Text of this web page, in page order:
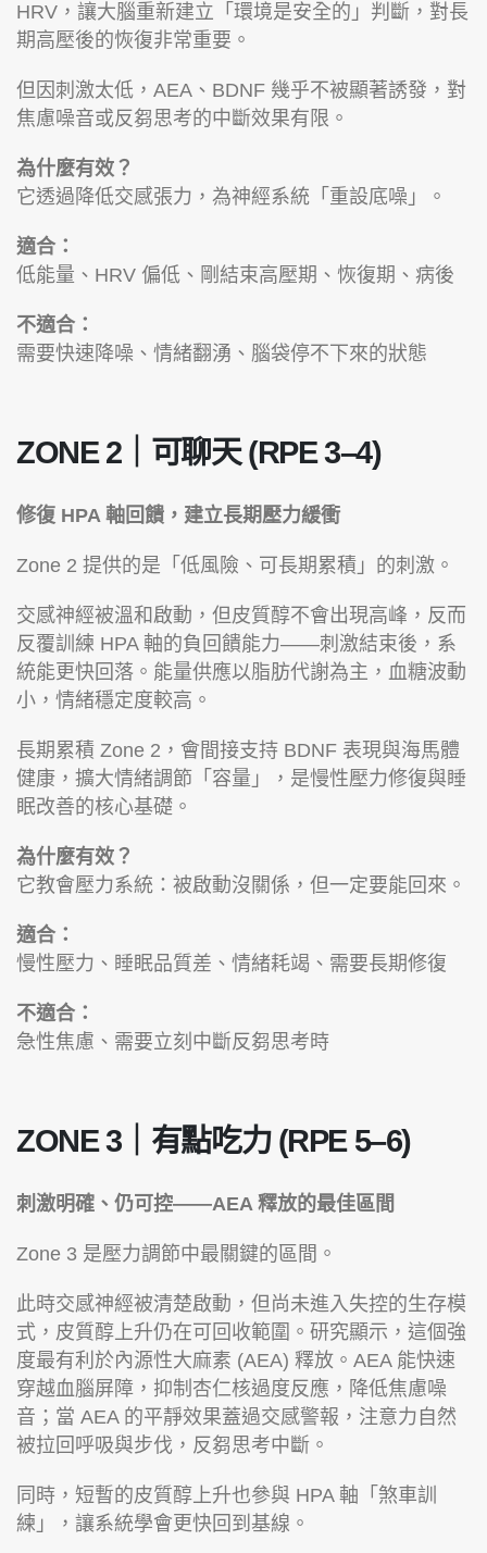
HRV，讓大腦重新建立「環境是安全的」判斷，對長
期高壓後的恢復非常重要。
但因刺激太低，AEA、BDNF 幾乎不被顯著誘發，對
焦慮噪音或反芻思考的中斷效果有限。
為什麼有效？
它透過降低交感張力，為神經系統「重設底噪」。
適合：
低能量、HRV 偏低、剛結束高壓期、恢復期、病後
不適合：
需要快速降噪、情緒翻湧、腦袋停不下來的狀態
ZONE 2｜可聊天 (RPE 3–4)
修復 HPA 軸回饋，建立長期壓力緩衝
Zone 2 提供的是「低風險、可長期累積」的刺激。
交感神經被溫和啟動，但皮質醇不會出現高峰，反而
反覆訓練 HPA 軸的負回饋能力——刺激結束後，系
統能更快回落。能量供應以脂肪代謝為主，血糖波動
小，情緒穩定度較高。
長期累積 Zone 2，會間接支持 BDNF 表現與海馬體
健康，擴大情緒調節「容量」，是慢性壓力修復與睡
眠改善的核心基礎。
為什麼有效？
它教會壓力系統：被啟動沒關係，但一定要能回來。
適合：
慢性壓力、睡眠品質差、情緒耗竭、需要長期修復
不適合：
急性焦慮、需要立刻中斷反芻思考時
ZONE 3｜有點吃力 (RPE 5–6)
刺激明確、仍可控——AEA 釋放的最佳區間
Zone 3 是壓力調節中最關鍵的區間。
此時交感神經被清楚啟動，但尚未進入失控的生存模
式，皮質醇上升仍在可回收範圍。研究顯示，這個強
度最有利於內源性大麻素 (AEA) 釋放。AEA 能快速
穿越血腦屏障，抑制杏仁核過度反應，降低焦慮噪
音；當 AEA 的平靜效果蓋過交感警報，注意力自然
被拉回呼吸與步伐，反芻思考中斷。
同時，短暫的皮質醇上升也參與 HPA 軸「煞車訓
練」，讓系統學會更快回到基線。